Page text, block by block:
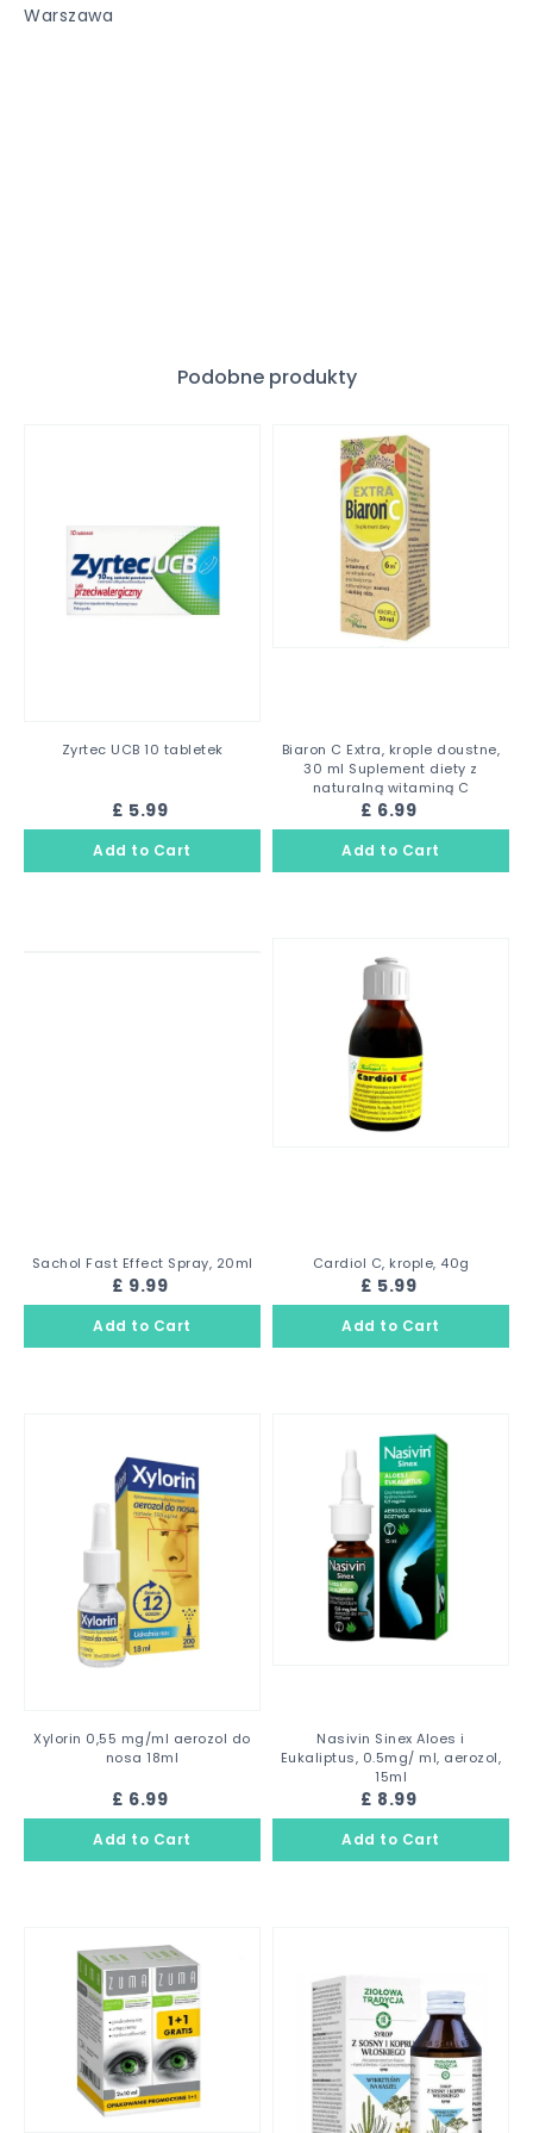
Warszawa
Podobne produkty
Zyrtec UCB 10 tabletek
£ 5.99
Biaron C Extra, krople doustne,
30 ml Suplement diety z
naturalną witaminą C
£ 6.99
Sachol Fast Effect Spray, 20ml
£ 9.99
Cardiol C, krople, 40g
£ 5.99
Xylorin 0,55 mg/ml aerozol do
nosa 18ml
£ 6.99
Nasivin Sinex Aloes i
Eukaliptus, 0.5mg/ ml, aerozol,
15ml
£ 8.99